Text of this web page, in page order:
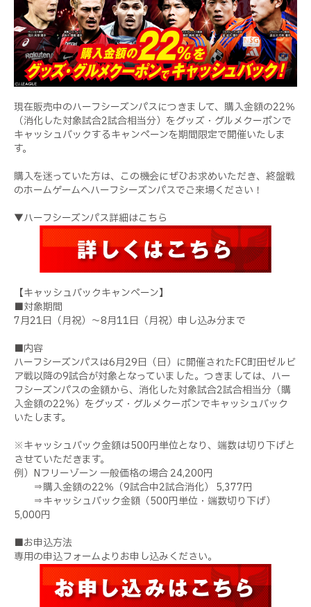
現在販売中のハーフシーズンパスにつきまして、購入金額の22％
（消化した対象試合2試合相当分）をグッズ・グルメクーポンで
キャッシュバックするキャンペーンを期間限定で開催いたしま
す。
購入を迷っていた方は、この機会にぜひお求めいただき、終盤戦
のホームゲームへハーフシーズンパスでご来場ください！
▼ハーフシーズンパス詳細はこちら
【キャッシュバックキャンペーン】
■対象期間
7月21日（月祝）～8月11日（月祝）申し込み分まで
■内容
ハーフシーズンパスは6月29日（日）に開催されたFC町田ゼルビ
ア戦以降の9試合が対象となっていました。つきましては、ハー
フシーズンパスの金額から、消化した対象試合2試合相当分（購
入金額の22％）をグッズ・グルメクーポンでキャッシュバック
いたします。
※キャッシュバック金額は500円単位となり、端数は切り下げと
させていただきます。
例）Nフリーゾーン 一般価格の場合 24,200円
⇒購入金額の22％（9試合中2試合消化） 5,377円
⇒キャッシュバック金額（500円単位・端数切り下げ）
5,000円
■お申込方法
専用の申込フォームよりお申し込みください。